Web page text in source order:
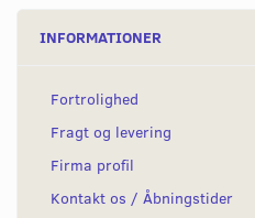
INFORMATIONER
Fortrolighed
Fragt og levering
Firma profil
Kontakt os / Åbningstider